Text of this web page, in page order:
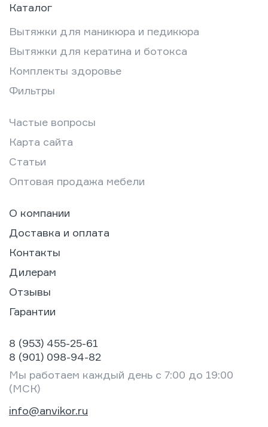
Каталог
Вытяжки для маникюра и педикюра
Вытяжки для кератина и ботокса
Комплекты здоровье
Фильтры
Частые вопросы
Карта сайта
Статьи
Оптовая продажа мебели
О компании
Доставка и оплата
Контакты
Дилерам
Отзывы
Гарантии
8 (953) 455-25-61
8 (901) 098-94-82
Мы работаем каждый день с 7:00 до 19:00
(МСК)
info@anvikor.ru